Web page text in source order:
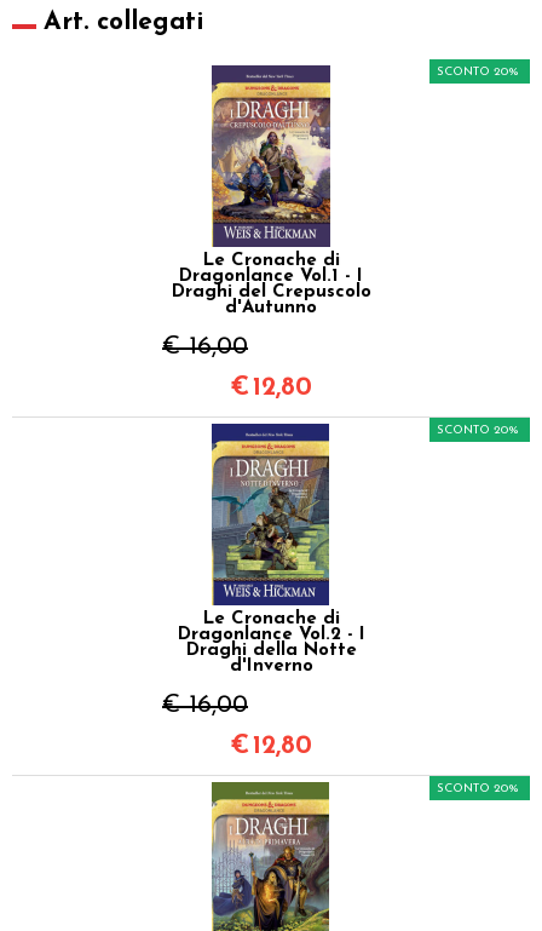
Art. collegati
Le Cronache di
Dragonlance Vol.1 - I
Draghi del Crepuscolo
d'Autunno
€ 16,00
SCONTO 20%
€ 12,80
Le Cronache di
Dragonlance Vol.2 - I
Draghi della Notte
d'Inverno
€ 16,00
SCONTO 20%
€ 12,80
SCONTO 20%